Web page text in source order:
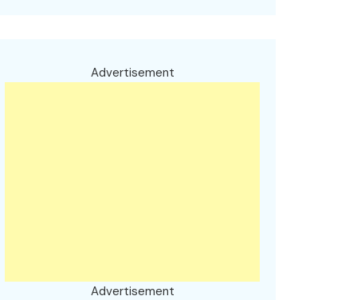
Advertisement
Advertisement